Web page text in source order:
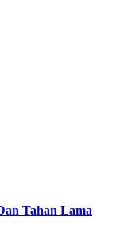
Tahan Lama